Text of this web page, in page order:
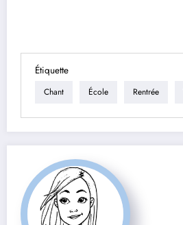
Étiquette
Chant École Rentrée